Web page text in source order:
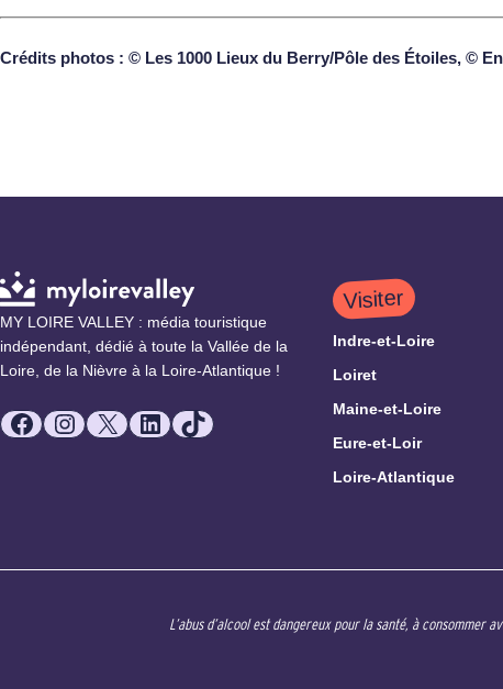
Crédits photos : © Les 1000 Lieux du Berry/Pôle des Étoiles, ©
MY LOIRE VALLEY : média touristique
indépendant, dédié à toute la Vallée de la
Loire, de la Nièvre à la Loire-Atlantique !
Facebook
Instagram
X LinkedIn
TikTok
Visiter
Indre-et-Loire
Loiret
Maine-et-Loire
Eure-et-Loir
Loire-Atlantique
L’abus d’alcool est dangereux pour la santé, à consommer